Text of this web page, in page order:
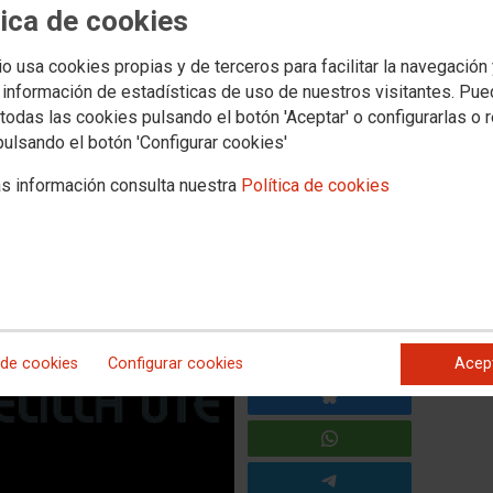
de cookies
usa cookies propias y de terceros para facilitar la navegación
de estadísticas de uso de nuestros visitantes.
las cookies pulsando el botón 'Aceptar' o configurarlas o
el botón 'Configurar cookies'
información consulta nuestra Política de cookies
cookies Configurar cookies
nº1 de Melilla, declara la
fundamental a la
CCOO, por parte
de limpieza viaria
UGT y USTM